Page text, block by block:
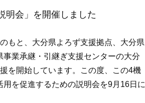
明会」を開催しました
もと、大分県よろず支援拠点、大分県
業承継・引継ぎ支援センターの大分
を開始しています。この度、この4機
を促進するための説明会を9月16日に